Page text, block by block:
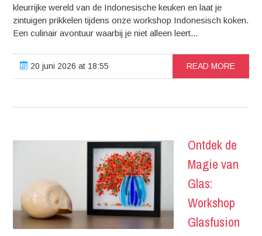
kleurrijke wereld van de Indonesische keuken en laat je
zintuigen prikkelen tijdens onze workshop Indonesisch koken.
Een culinair avontuur waarbij je niet alleen leert...
20 juni 2026 at 18:55 READ MORE
Ontdek de
Magie van
Glas:
Workshop
Glasfusion